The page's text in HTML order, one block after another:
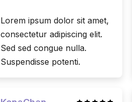
Lorem ipsum dolor sit amet,
consectetur adipiscing elit.
Sed sed congue nulla.
Suspendisse potenti.